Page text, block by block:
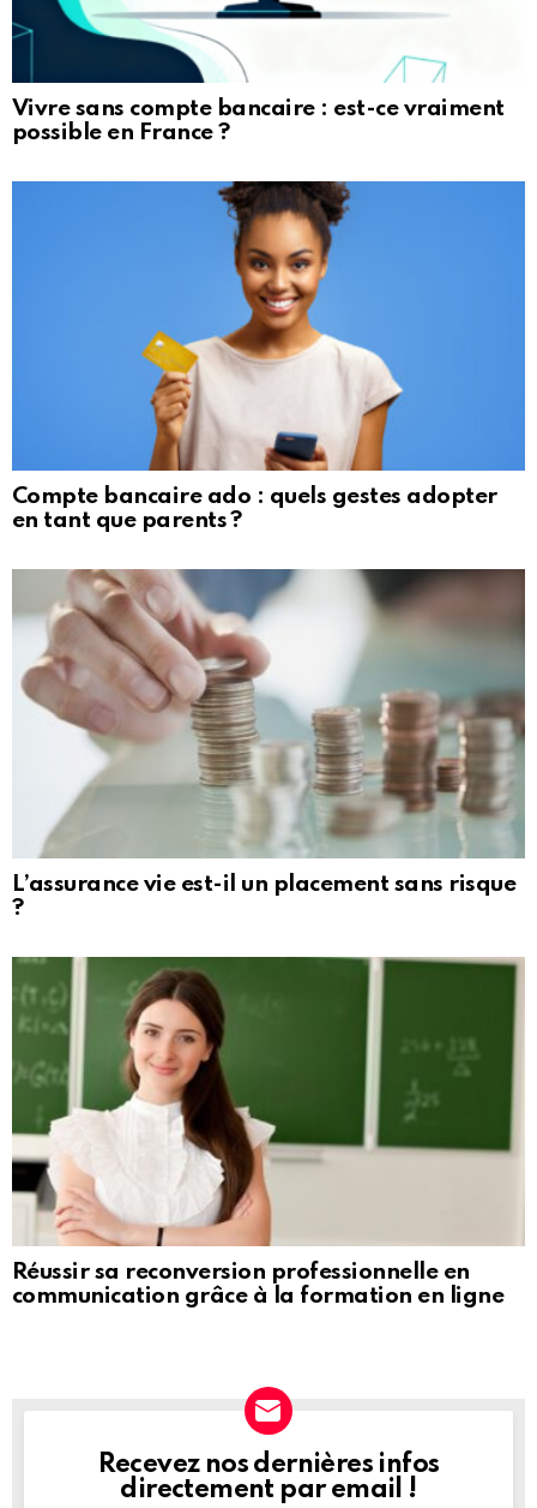
Vivre sans compte bancaire : est-ce vraiment
possible en France ?
Compte bancaire ado : quels gestes adopter
en tant que parents ?
L’assurance vie est-il un placement sans risque
?
Réussir sa reconversion professionnelle en
communication grâce à la formation en ligne
NEWSLETTER
Recevez nos dernières infos
directement par email !